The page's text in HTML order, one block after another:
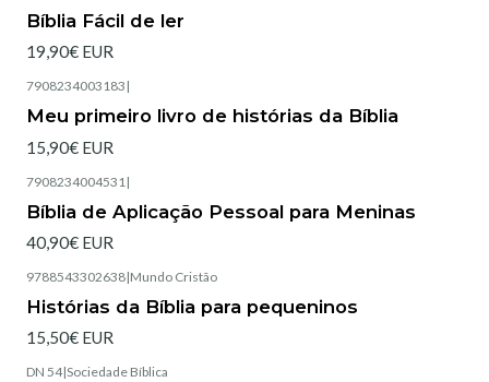
Bíblia Fácil de ler
19,90€ EUR
7908234003183 |
Meu primeiro livro de histórias da Bíblia
15,90€ EUR
7908234004531 |
Bíblia de Aplicação Pessoal para Meninas
40,90€ EUR
9788543302638|Mundo Cristão
Histórias da Bíblia para pequeninos
15,50€ EUR
DN 54|Sociedade Bíblica